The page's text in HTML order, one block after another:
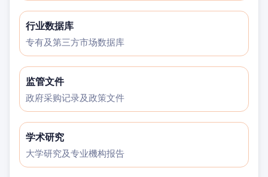
行业数据库
专有及第三方市场数据库
监管文件
政府采购记录及政策文件
学术研究
大学研究及专业機构报告